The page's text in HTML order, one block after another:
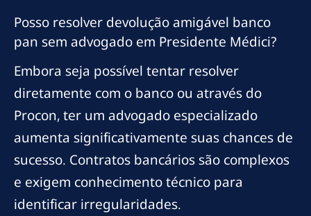
Posso resolver devolução amigável banco
pan sem advogado em Presidente Médici?
Embora seja possível tentar resolver
diretamente com o banco ou através do
Procon, ter um advogado especializado
aumenta significativamente suas chances de
sucesso. Contratos bancários são complexos
e exigem conhecimento técnico para
identificar irregularidades.